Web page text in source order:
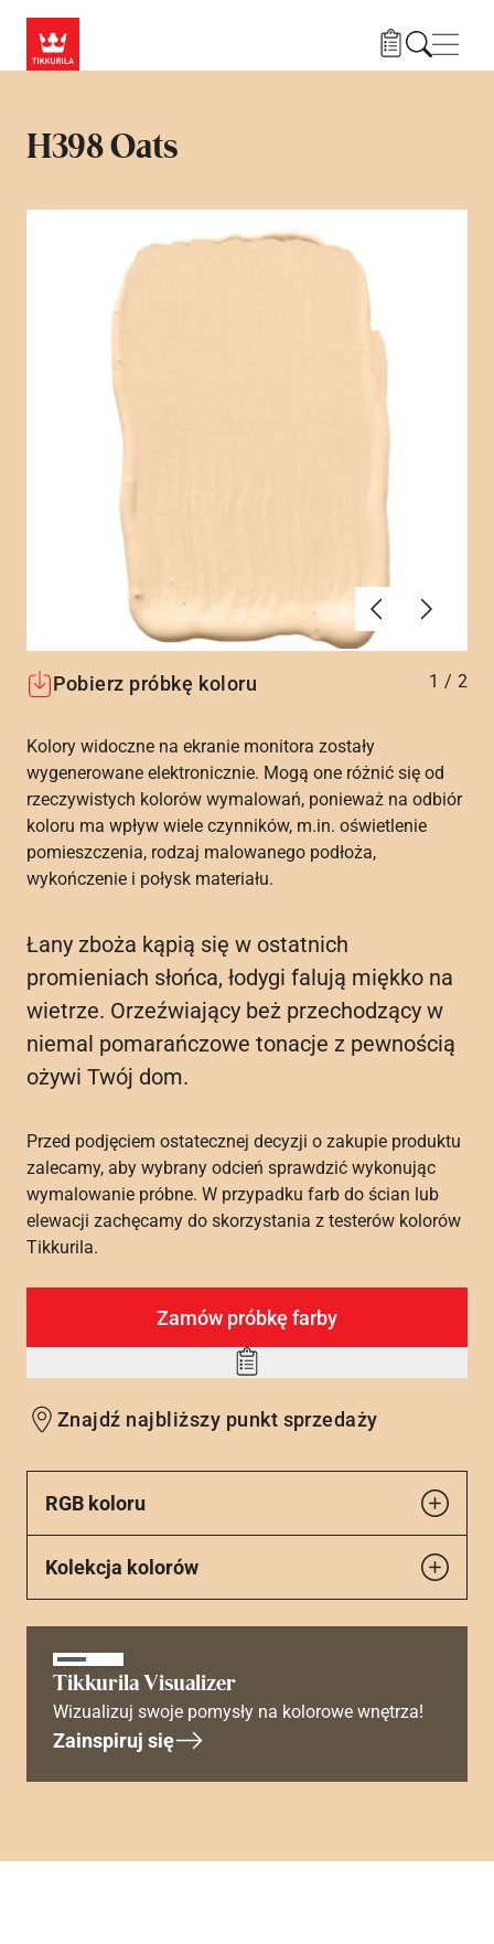
H398 Oats
Poprzednie
Dalej
Pobierz próbkę koloru 1 / 2
Kolory widoczne na ekranie monitora zostały
wygenerowane elektronicznie. Mogą one różnić się od
rzeczywistych kolorów wymalowań, ponieważ na odbiór
koloru ma wpływ wiele czynników, m.in. oświetlenie
pomieszczenia, rodzaj malowanego podłoża,
wykończenie i połysk materiału.
Łany zboża kąpią się w ostatnich
promieniach słońca, łodygi falują miękko na
wietrze. Orzeźwiający beż przechodzący w
niemal pomarańczowe tonacje z pewnością
ożywi Twój dom.
Przed podjęciem ostatecznej decyzji o zakupie produktu
zalecamy, aby wybrany odcień sprawdzić wykonując
wymalowanie próbne. W przypadku farb do ścian lub
elewacji zachęcamy do skorzystania z testerów kolorów
Tikkurila.
Zamów próbkę farby
Add
wishlist
Znajdź najbliższy punkt sprzedaży
RGB koloru
Kolekcja kolorów
Tikkurila Visualizer
Wizualizuj swoje pomysły na kolorowe wnętrza!
Zainspiruj się